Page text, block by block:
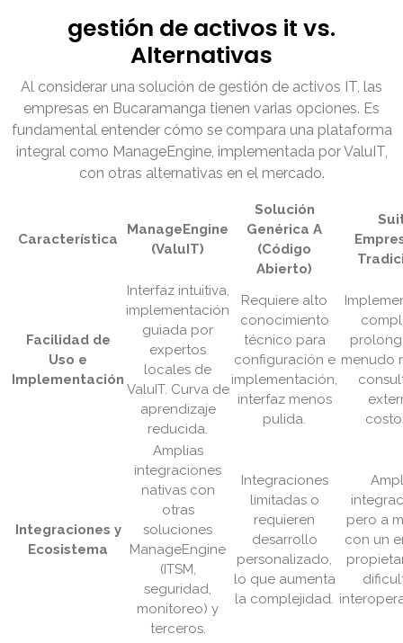
gestión de activos it vs.
Alternativas
Al considerar una solución de gestión de activos IT, las
empresas en Bucaramanga tienen varias opciones. Es
fundamental entender cómo se compara una plataforma
integral como ManageEngine, implementada por ValuIT,
con otras alternativas en el mercado.
Característica
ManageEngine
(ValuIT)
Solución
Genérica A
(Código
Abierto)
Facilidad de
Uso e
Implementación
Interfaz intuitiva,
implementación
guiada por
expertos
locales de
ValuIT. Curva de
aprendizaje
reducida.
Requiere alto
conocimiento
técnico para
configuración e
implementación,
interfaz menos
pulida.
menudo
Integraciones y
Ecosistema
Amplias
integraciones
nativas con
otras
soluciones
ManageEngine
(ITSM,
seguridad,
monitoreo) y
terceros.
Integraciones
limitadas o
requieren
desarrollo
personalizado,
lo que aumenta
la complejidad.
pero a
con un